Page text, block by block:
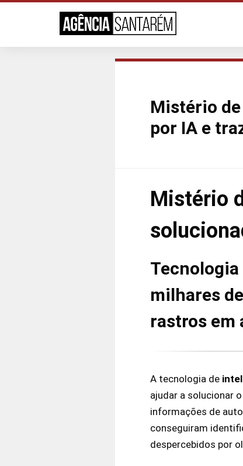
Mistério
por IA e
Mistério
milhares
rastros em
A tecnologia de
ajudar a solucionar
informações de
conseguiram
despercebidos por